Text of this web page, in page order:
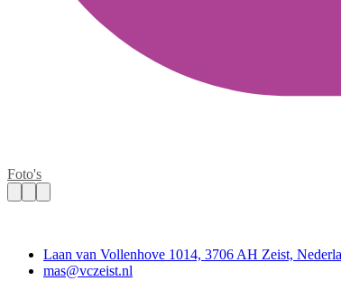
Foto's
Laan van Vollenhove 1014, 3706 AH Zeist,
mas@vczeist.nl